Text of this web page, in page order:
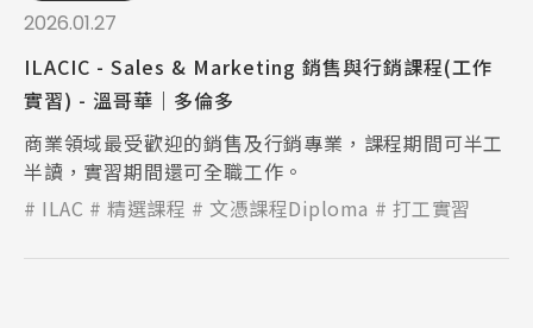
2026.01.27
ILACIC - Sales & Marketing 銷售與行銷課程(工作
實習) - 溫哥華｜多倫多
商業領域最受歡迎的銷售及行銷專業，課程期間可半工
半讀，實習期間還可全職工作。
ILAC
精選課程 文憑課程Diploma 打工實習